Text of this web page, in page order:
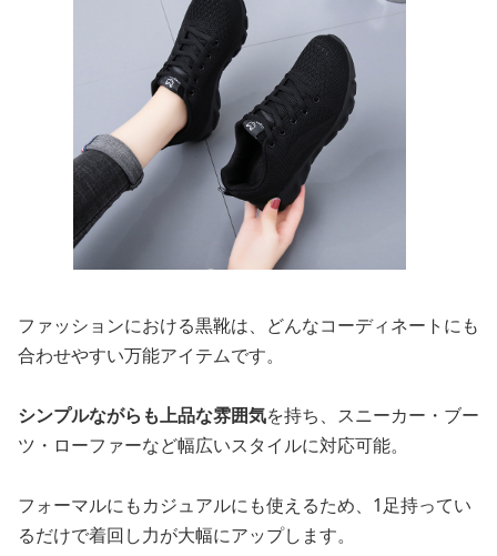
ファッションにおける黒靴は、どんなコーディネートにも
合わせやすい万能アイテムです。
シンプルながらも上品な雰囲気を持ち、スニーカー・ブー
ツ・ローファーなど幅広いスタイルに対応可能。
フォーマルにもカジュアルにも使えるため、1足持ってい
るだけで着回し力が大幅にアップします。